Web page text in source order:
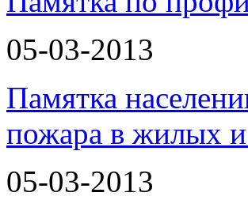
05-03-2013
Памятка
пожара в жилых
05-03-2013